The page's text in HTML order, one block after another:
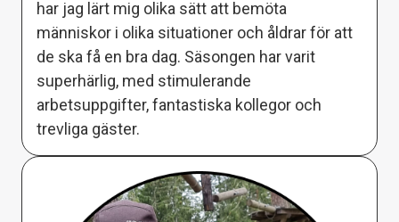
har jag lärt mig olika sätt att bemöta
människor i olika situationer och åldrar för att
de ska få en bra dag. Säsongen har varit
superhärlig, med stimulerande
arbetsuppgifter, fantastiska kollegor och
trevliga gäster.